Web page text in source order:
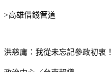
>高雄借錢管道
洪慈庸：我從未忘記參政初衷！